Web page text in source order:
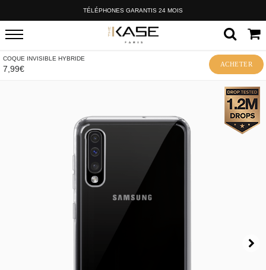
TÉLÉPHONES GARANTIS 24 MOIS
COQUE INVISIBLE HYBRIDE
7,99€ ACHETER